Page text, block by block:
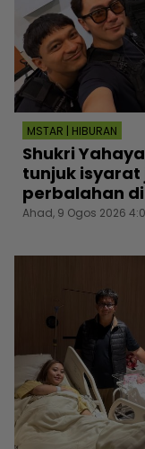
MSTAR | HIBURAN
Shukri
tunjuk isyarat
perbalahan
Ahad, 9 Ogos 2026